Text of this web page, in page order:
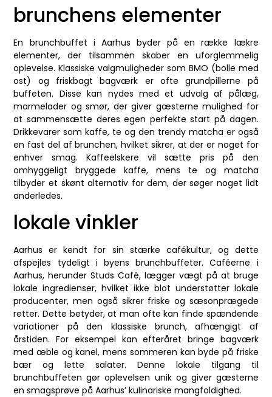
brunchens elementer
En brunchbuffet i Aarhus byder på en række lækre
elementer, der tilsammen skaber en uforglemmelig
oplevelse. Klassiske valgmuligheder som BMO (bolle med
ost) og friskbagt bagværk er ofte grundpillerne på
buffeten. Disse kan nydes med et udvalg af pålæg,
marmelader og smør, der giver gæsterne mulighed for
at sammensætte deres egen perfekte start på dagen.
Drikkevarer som kaffe, te og den trendy matcha er også
en fast del af brunchen, hvilket sikrer, at der er noget for
enhver smag. Kaffeelskere vil sætte pris på den
omhyggeligt bryggede kaffe, mens te og matcha
tilbyder et skønt alternativ for dem, der søger noget lidt
anderledes.
lokale vinkler
Aarhus er kendt for sin stærke cafékultur, og dette
afspejles tydeligt i byens brunchbuffeter. Caféerne i
Aarhus, herunder Studs Café, lægger vægt på at bruge
lokale ingredienser, hvilket ikke blot understøtter lokale
producenter, men også sikrer friske og sæsonprægede
retter. Dette betyder, at man ofte kan finde spændende
variationer på den klassiske brunch, afhængigt af
årstiden. For eksempel kan efteråret bringe bagværk
med æble og kanel, mens sommeren kan byde på friske
bær og lette salater. Denne lokale tilgang til
brunchbuffeten gør oplevelsen unik og giver gæsterne
en smagsprøve på Aarhus’ kulinariske mangfoldighed.